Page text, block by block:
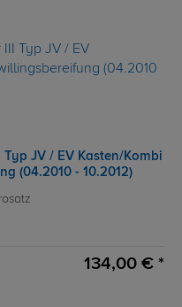
JV / EV Kasten/Kombi
(04.2010 - 10.2012)
134,00 € *